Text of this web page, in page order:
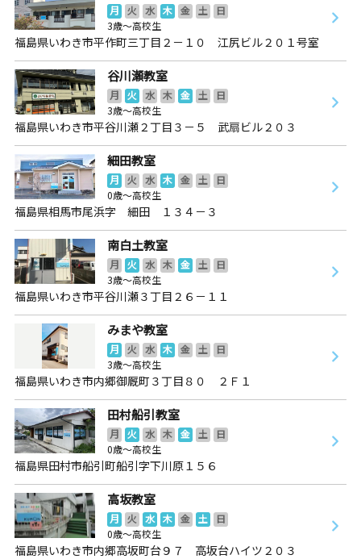
月 火 水 木 金 土
日
3歳～高校生
福島県いわき市平作町三丁目２－１０ 江尻ビル２０１号室
谷川瀬教室
月 火 水 木 金 土
日
3歳～高校生
福島県いわき市平谷川瀬２丁目３－５ 武扇ビル２０３
細田教室
月 火 水 木 金 土
日
0歳～高校生
福島県相馬市尾浜字 細田 １３４－３
南白土教室
月 火 水 木 金 土
日
3歳～高校生
福島県いわき市平谷川瀬３丁目２６－１１
みまや教室
月 火 水 木 金 土
日
3歳～高校生
福島県いわき市内郷御厩町３丁目８０ ２Ｆ１
田村船引教室
月 火 水 木 金 土
日
0歳～高校生
福島県田村市船引町船引字下川原１５６
高坂教室
月 火 水 木 金 土
日
0歳～高校生
福島県いわき市内郷高坂町台９７ 高坂台ハイツ２０３